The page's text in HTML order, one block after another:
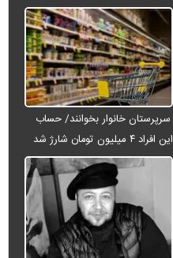
سرپرستان خانوار بخوانند/ حساب
این افراد ۴ میلیون تومان شارژ شد